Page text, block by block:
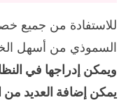
للاستفادة من جميع
السموذي من أسهل
ويمكن إدراجها في
يمكن إضافة العديد من